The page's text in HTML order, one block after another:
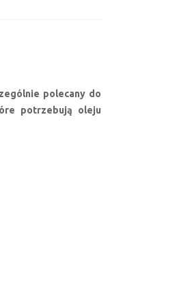
polecany do
potrzebują oleju